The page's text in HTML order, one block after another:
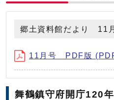
郷土資料館だより 11
11月号 PDF版
舞鶴鎮守府開庁120